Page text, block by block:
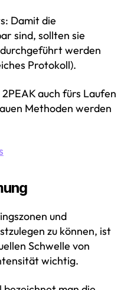
Damit die
sind, sollten sie
werden
Protokoll).
auch fürs Laufen
Methoden werden
und
zu können, ist
Schwelle von
wichtig.